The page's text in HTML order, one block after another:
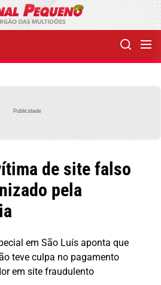
Publicidade
de site falso
pela
em São Luís aponta que
teve culpa no pagamento
em site fraudulento